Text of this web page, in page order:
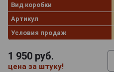
Вид коробки
Артикул
Условия продаж
1 950 руб.
цена за штуку!